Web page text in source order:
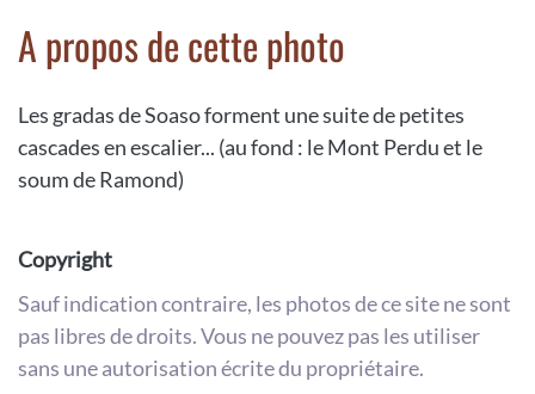
A propos de cette photo
Les gradas de Soaso forment une suite de petites
cascades en escalier... (au fond : le Mont Perdu et le
soum de Ramond)
Copyright
Sauf indication contraire, les photos de ce site ne sont
pas libres de droits. Vous ne pouvez pas les utiliser
sans une autorisation écrite du propriétaire.